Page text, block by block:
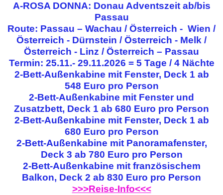
A-ROSA DONNA: Donau Adventszeit ab/bis
Passau
Route: Passau – Wachau / Österreich - Wien /
Österreich - Dürnstein / Österreich - Melk /
Österreich - Linz / Österreich – Passau
Termin: 25.11.- 29.11.2026 = 5 Tage / 4 Nächte
2-Bett-Außenkabine mit Fenster, Deck 1 ab
548 Euro pro Person
2-Bett-Außenkabine mit Fenster und
Zusatzbett, Deck 1 ab 680 Euro pro Person
2-Bett-Außenkabine mit Fenster, Deck 1 ab
680 Euro pro Person
2-Bett-Außenkabine mit Panoramafenster,
Deck 3 ab 780 Euro pro Person
2-Bett-Außenkabine mit französischem
Balkon, Deck 2 ab 830 Euro pro Person
>>>Reise-Info<<<